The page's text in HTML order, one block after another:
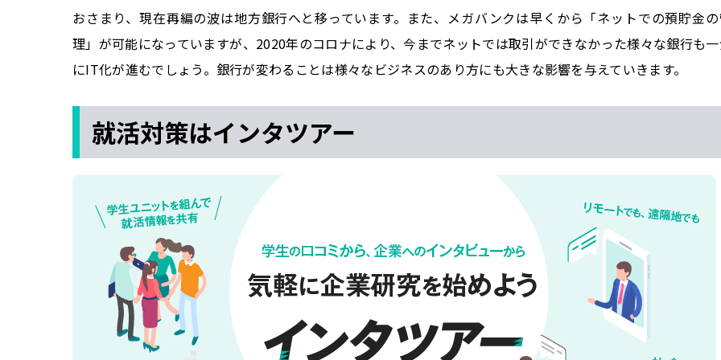
おさまり、現在再編の波は地方銀行へと移っています。また、メガバンクは早くから「ネットでの預貯金
理」が可能になっていますが、2020年のコロナにより、今までネットでは取引ができなかった様々な銀行も
にIT化が進むでしょう。銀行が変わることは様々なビジネスのあり方にも大きな影響を与えていきます。
就活対策はインタツアー